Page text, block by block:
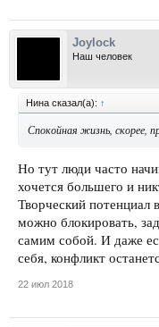
Joylock
Наш человек
Нина сказал(а): ↑
Спокойная жизнь, скорее,
Но тут люди часто
хочется большего и
Творческий потенциал
можно блокировать,
самим собой. И даже
себя, конфликт
22 июл 2018